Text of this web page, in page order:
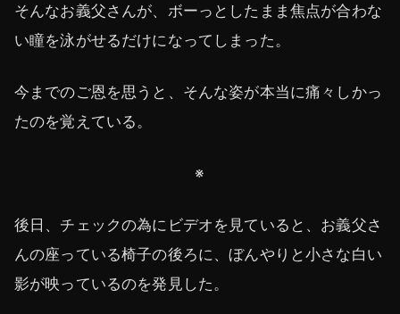
そんなお義父さんが、ボーっとしたまま焦点が合わな
い瞳を泳がせるだけになってしまった。
今までのご恩を思うと、そんな姿が本当に痛々しかっ
たのを覚えている。
※
後日、チェックの為にビデオを見ていると、お義父さ
んの座っている椅子の後ろに、ぼんやりと小さな白い
影が映っているのを発見した。